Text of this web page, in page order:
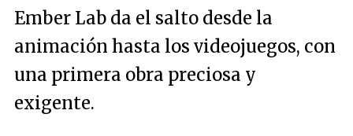
Ember Lab da el salto desde la
animación hasta los videojuegos, con
una primera obra preciosa y
exigente.